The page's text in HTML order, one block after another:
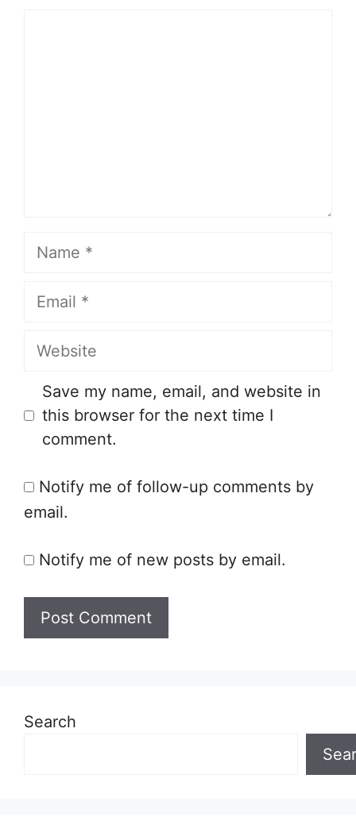
Name
Email
Website
Save my name, email, and website in
this browser for the next time I
comment.
Notify me of follow-up comments by
email.
Notify me of new posts by email.
Search